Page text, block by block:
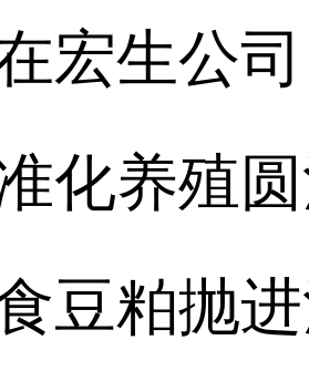
生公司
化养殖
豆粕抛